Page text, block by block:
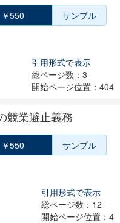
￥550 サンプル
引用形式で表示
総ページ数：3
開始ページ位置：404
競業避止義務
￥550 サンプル
引用形式で表示
総ページ数：12
開始ページ位置：4